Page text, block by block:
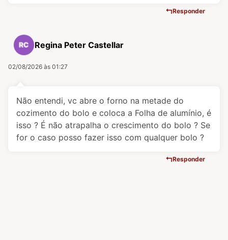
Responder
Regina Peter Castellar
02/08/2026 às 01:27
Não entendi, vc abre o forno na metade do
cozimento do bolo e coloca a Folha de alumínio, é
isso ? É não atrapalha o crescimento do bolo ? Se
for o caso posso fazer isso com qualquer bolo ?
Responder